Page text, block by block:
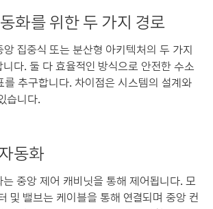
화를 위한 두 가지 경로
집중식 또는 분산형 아키텍처의 두 가지
다. 둘 다 효율적인 방식으로 안전한 수소
추구합니다. 차이점은 시스템의 설계와
습니다.
동화
중앙 제어 캐비닛을 통해 제어됩니다. 모
및 밸브는 케이블을 통해 연결되며 중앙 컨